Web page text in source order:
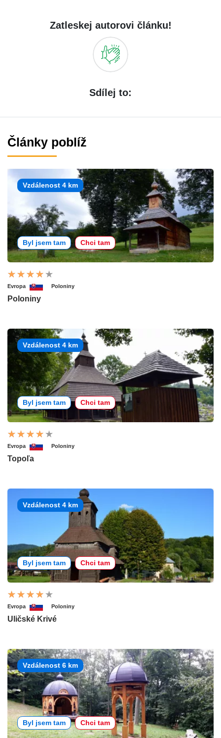
Zatleskej autorovi článku!
Sdílej to:
Články poblíž
Vzdálenost 4 km
Byl jsem tam Chci tam
Evropa Poloniny
Poloniny
Vzdálenost 4 km
Byl jsem tam Chci tam
Evropa Poloniny
Topoľa
Vzdálenost 4 km
Byl jsem tam Chci tam
Evropa Poloniny
Uličské Krivé
Vzdálenost 6 km
Byl jsem tam Chci tam